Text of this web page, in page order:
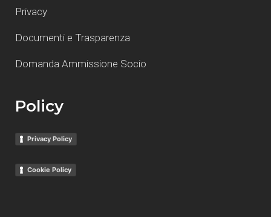
Privacy
Documenti e Trasparenza
Domanda Ammissione Socio
Policy
Privacy Policy
Cookie Policy